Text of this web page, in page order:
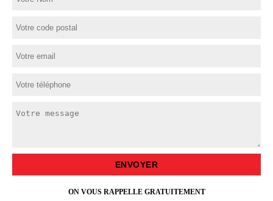
ON VOUS RAPPELLE GRATUITEMENT